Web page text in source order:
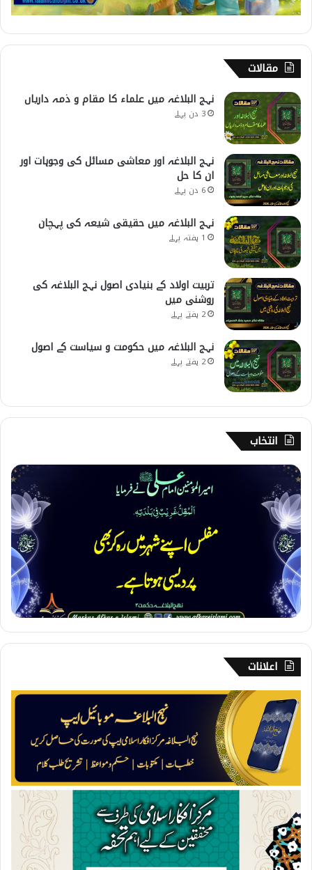
مقالات
نہج البلاغہ میں علماء کا مقام و ذمہ داریاں
3 دن پہلے
نہج البلاغہ اور معاشی مسائل کی وجوہات اور
ان کا حل
6 دن پہلے
نہج البلاغہ میں حقیقی شیعہ کی پہچان
1 ہفتہ پہلے
تربیت اولاد کے بنیادی اصول نہج البلاغہ کی
روشنی میں
2 ہفتے پہلے
نہج البلاغہ میں حکومت و سیاست کے اصول
2 ہفتے پہلے
انتخاب
1
5
1
۔
م
ف
ل
س
ی
اعلانات